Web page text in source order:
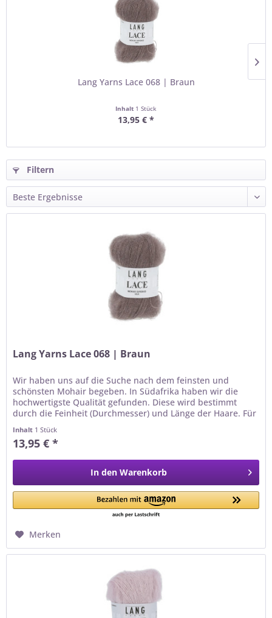
Lang Yarns Lace 068 | Braun
Inhalt 1 Stück
13,95 € *
Filtern
Lang Yarns Lace 068 | Braun
Wir haben uns auf die Suche nach dem feinsten und
schönsten Mohair begeben. In Südafrika haben wir die
hochwertigste Qualität gefunden. Diese wird bestimmt
durch die Feinheit (Durchmesser) und Länge der Haare. Für
Inhalt 1 Stück
13,95 € *
In den Warenkorb
Merken